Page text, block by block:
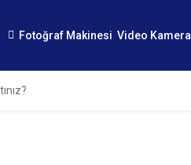
Fotoğraf Makinesi Video Kamera